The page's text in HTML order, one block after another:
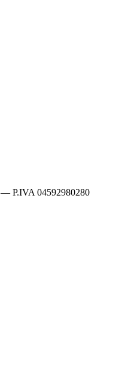
— P.IVA 04592980280